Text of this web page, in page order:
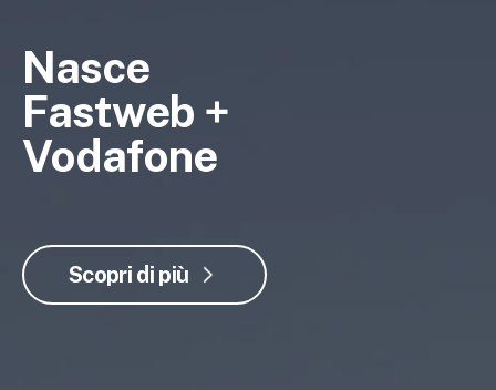
Nasce
Fastweb +
Vodafone
Scopri di più